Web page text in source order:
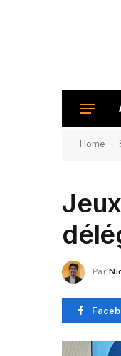
Home -
Par